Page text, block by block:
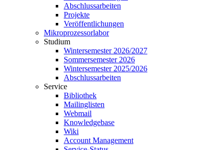
Abschlussarbeiten
Projekte
Veröffentlichungen
Mikroprozessorlabor
Studium
Wintersemester 2026/2027
Sommersemester 2026
Wintersemester 2025/2026
Abschlussarbeiten
Service
Bibliothek
Mailinglisten
Webmail
Knowledgebase
Wiki
Account Management